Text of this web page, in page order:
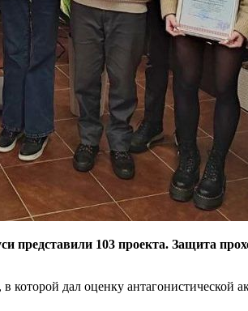
представили 103 проекта. Защита
в которой дал оценку